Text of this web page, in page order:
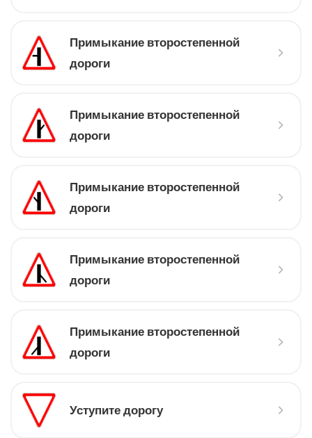
Примыкание второстепенной
дороги
Примыкание второстепенной
дороги
Примыкание второстепенной
дороги
Примыкание второстепенной
дороги
Примыкание второстепенной
дороги
Уступите дорогу